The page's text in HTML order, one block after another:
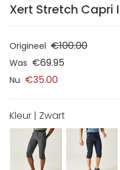
Xert Stretch Capri
Origineel €100.00
Was €69.95
Nu €35.00
Kleur | Zwart